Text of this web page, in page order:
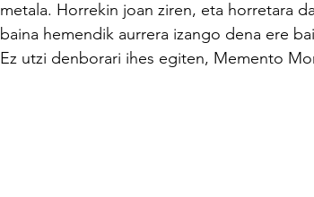
metala. Horrekin joan ziren, eta horretara
baina hemendik aurrera izango dena ere
Ez utzi denborari ihes egiten, Memento